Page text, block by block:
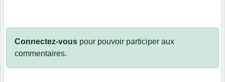
Connectez-vous pour pouvoir participer aux
commentaires.